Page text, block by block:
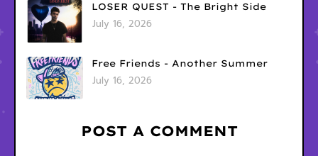
LOSER QUEST - The Bright Side
July 16, 2026
Free Friends - Another Summer
July 16, 2026
POST A COMMENT